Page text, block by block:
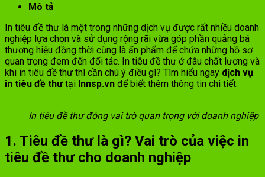
Mô tả
In tiêu đề thư là một trong những dịch vụ được rất nhiều doanh
nghiệp lựa chọn và sử dụng rộng rãi vừa góp phần quảng bá
thương hiệu đồng thời cũng là ấn phẩm để chứa những hồ sơ
quan trọng đem đến đối tác. In tiêu đề thư ở đâu chất lượng và
khi in tiêu đề thư thì cần chú ý điều gì? Tìm hiểu ngay dịch vụ
in tiêu đề thưtại Innsp.vn để biết thêm thông tin chi tiết.
In tiêu đề thư đóng vai trò quan trọng với doanh nghiệp
1. Tiêu đề thư là gì? Vai trò của việc in
tiêu đề thư cho doanh nghiệp